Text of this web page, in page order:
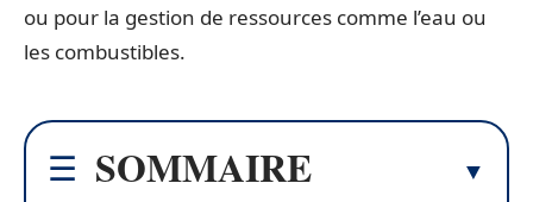
ou pour la gestion de ressources comme l’eau ou
les combustibles.
SOMMAIRE